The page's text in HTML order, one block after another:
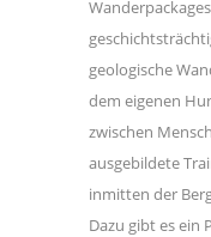
geologische
dem eigenen
zwischen
ausgebildete
inmitten der
Dazu gibt es ein